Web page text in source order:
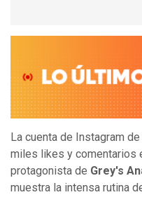
La cuenta de Instagram de
miles likes y comentarios
protagonista de Grey's
muestra la intensa rutina